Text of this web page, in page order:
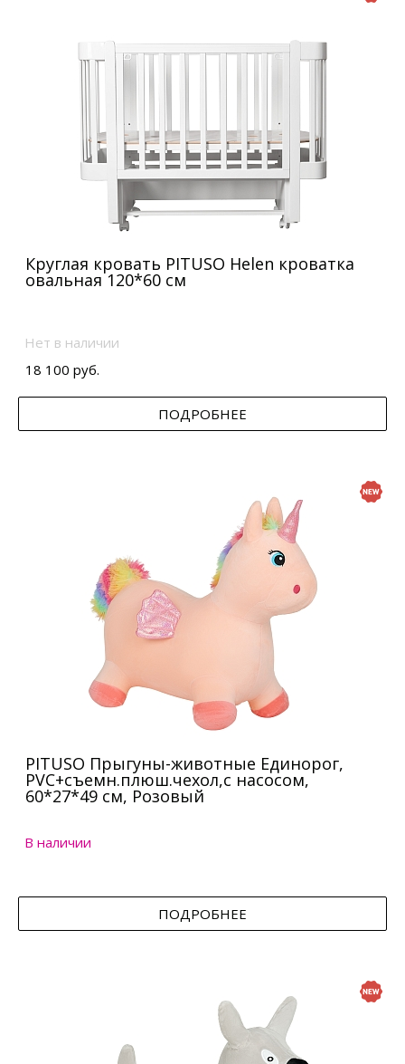
Круглая кровать PITUSO Helen кроватка
овальная 120*60 см
Нет в наличии
18 100 руб.
ПОДРОБНЕЕ
PITUSO Прыгуны-животные Единорог,
PVC+съемн.плюш.чехол,с насосом,
60*27*49 см, Розовый
В наличии
ПОДРОБНЕЕ